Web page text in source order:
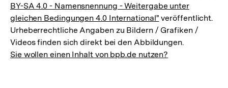
BY-SA 4.0 - Namensnennung - Weitergabe unter
gleichen Bedingungen 4.0 International" veröffentlicht.
Urheberrechtliche Angaben zu Bildern / Grafiken /
Videos finden sich direkt bei den Abbildungen.
Sie wollen einen Inhalt von bpb.de nutzen?